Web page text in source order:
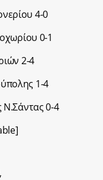
4-0
0-1
2-4
1-4
Ν.Σάντας 0-4